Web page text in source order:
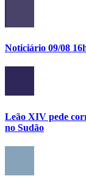
Noticiário 09/08
Leão XIV pede
no Sudão